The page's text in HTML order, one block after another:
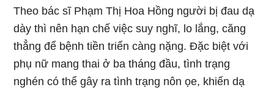
Theo bác sĩ Phạm Thị Hoa Hồng người bị đau dạ
dày thì nên hạn chế việc suy nghĩ, lo lắng, căng
thẳng để bệnh tiền triển càng nặng. Đặc biệt với
phụ nữ mang thai ở ba tháng đầu, tình trạng
nghén có thể gây ra tình trạng nôn ọe, khiến dạ